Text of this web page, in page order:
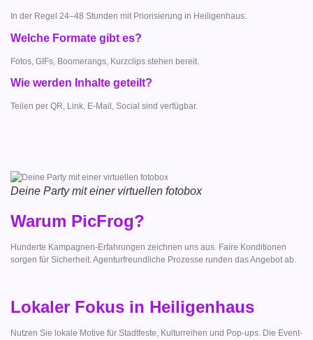
In der Regel 24–48 Stunden mit Priorisierung in Heiligenhaus.
Welche Formate gibt es?
Fotos, GIFs, Boomerangs, Kurzclips stehen bereit.
Wie werden Inhalte geteilt?
Teilen per QR, Link, E-Mail, Social sind verfügbar.
Deine Party mit einer virtuellen fotobox
Warum PicFrog?
Hunderte Kampagnen-Erfahrungen zeichnen uns aus. Faire Konditionen
sorgen für Sicherheit. Agenturfreundliche Prozesse runden das Angebot ab.
Lokaler Fokus in Heiligenhaus
Nutzen Sie lokale Motive für Stadtfeste, Kulturreihen und Pop-ups. Die Event-